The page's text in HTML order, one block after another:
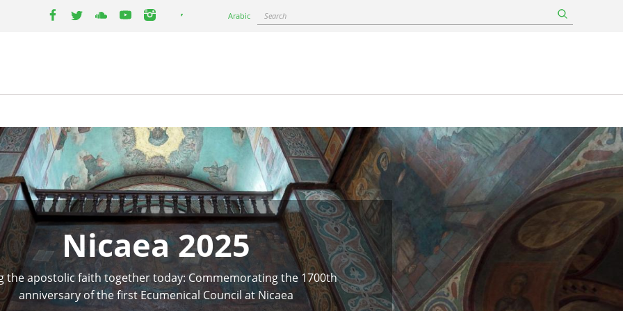
Arabic Search
Nicaea 2025
the apostolic faith together today: Commemorating the 1700th
anniversary of the first Ecumenical Council at Nicaea